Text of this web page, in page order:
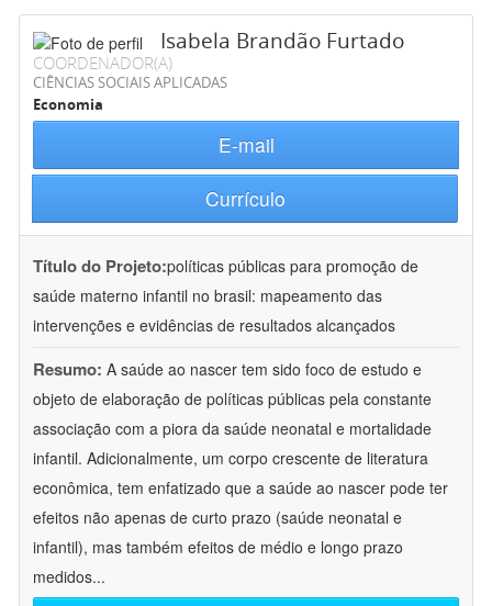
Isabela Brandão Furtado
COORDENADOR(A)
CIÊNCIAS SOCIAIS APLICADAS
Economia
E-mail
Currículo
Título do Projeto:políticas públicas para promoção de
saúde materno infantil no brasil: mapeamento das
intervenções e evidências de resultados alcançados
Resumo: A saúde ao nascer tem sido foco de estudo e
objeto de elaboração de políticas públicas pela constante
associação com a piora da saúde neonatal e mortalidade
infantil. Adicionalmente, um corpo crescente de literatura
econômica, tem enfatizado que a saúde ao nascer pode ter
efeitos não apenas de curto prazo (saúde neonatal e
infantil), mas também efeitos de médio e longo prazo
medidos...